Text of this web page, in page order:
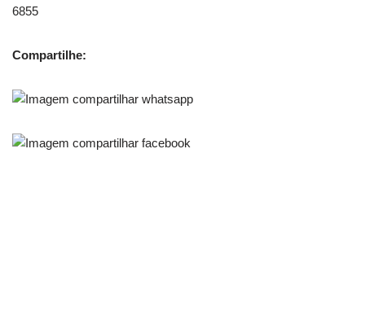
6855
Compartilhe: